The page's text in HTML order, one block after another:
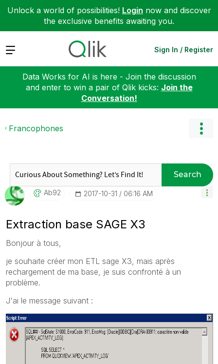
Unlock a world of possibilities! Login now and discover
the exclusive benefits awaiting you.
Expand Sign In / Register
Data Works for AI is here - Join the discussion
and enter to win a pair of Qlik kicks: Join the
Conversation!
Francophones
Search
Ab92 ‎2017-10-31 06:16 AM
Extraction base SAGE X3
Bonjour à tous,
je souhaite créer mon ETL sage X3, mais après
rechargement de ma base, je suis confronté à un
problème.
J'ai le message suivant :